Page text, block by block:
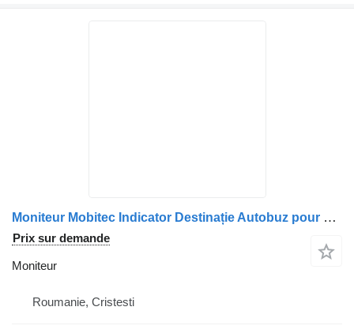
Moniteur Mobitec Indicator Destinație Autobuz pour bus Volvo LED 16×28
Prix sur demande
Moniteur
Roumanie, Cristesti